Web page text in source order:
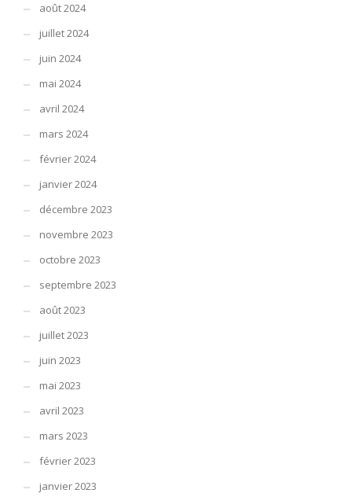
août 2024
juillet 2024
juin 2024
mai 2024
avril 2024
mars 2024
février 2024
janvier 2024
décembre 2023
novembre 2023
octobre 2023
septembre 2023
août 2023
juillet 2023
juin 2023
mai 2023
avril 2023
mars 2023
février 2023
janvier 2023